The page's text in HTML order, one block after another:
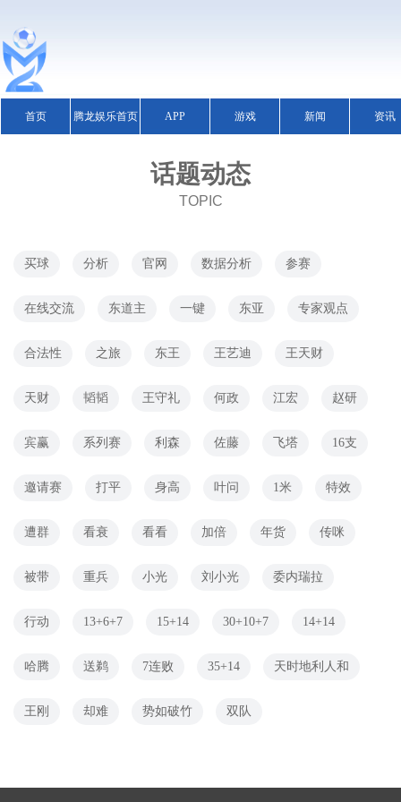
首页 腾龙娱乐首页 APP 游戏 新闻 资讯
话题动态
TOPIC
买球 分析 官网 数据分析 参赛
在线交流 东道主 一键 东亚 专家观点
合法性 之旅 东王 王艺迪 王天财
天财 韬韬 王守礼 何政 江宏 赵研
宾赢 系列赛 利森 佐藤 飞塔 16支
邀请赛 打平 身高 叶问 1米 特效
遭群 看衰 看看 加倍 年货 传咪
被带 重兵 小光 刘小光 委内瑞拉
行动 13+6+7 15+14 30+10+7 14+14
哈腾 送鹈 7连败 35+14 天时地利人和
王刚 却难 势如破竹 双队